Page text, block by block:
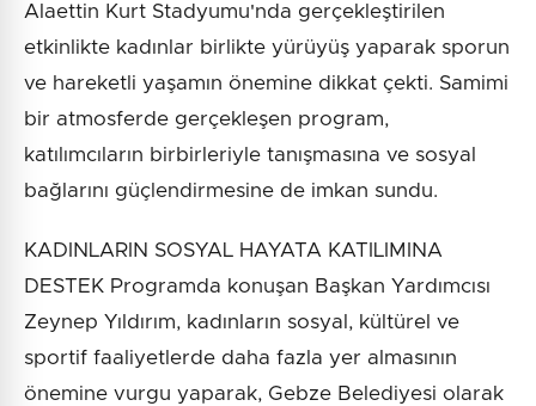
Alaettin Kurt Stadyumu'nda gerçekleştirilen
etkinlikte kadınlar birlikte yürüyüş yaparak sporun
ve hareketli yaşamın önemine dikkat çekti. Samimi
bir atmosferde gerçekleşen program,
katılımcıların birbirleriyle tanışmasına ve sosyal
bağlarını güçlendirmesine de imkan sundu.
KADINLARIN SOSYAL HAYATA KATILIMINA
DESTEK Programda konuşan Başkan Yardımcısı
Zeynep Yıldırım, kadınların sosyal, kültürel ve
sportif faaliyetlerde daha fazla yer almasının
önemine vurgu yaparak, Gebze Belediyesi olarak